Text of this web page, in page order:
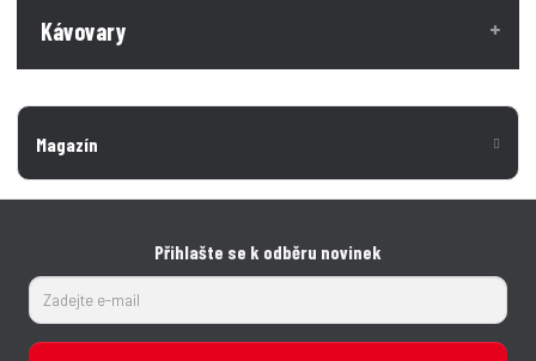
Kávovary
Magazín
Přihlašte se k odběru novinek